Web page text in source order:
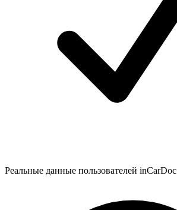
Реальные данные пользователей inCarDoc